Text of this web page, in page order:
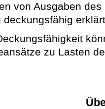
von Ausgaben
deckungsfähig
zu Lasten